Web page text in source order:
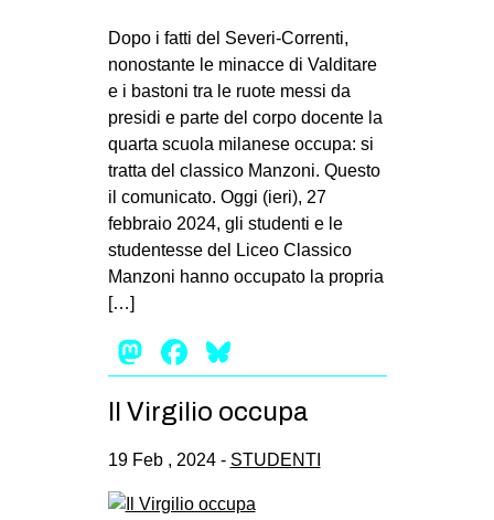
Dopo i fatti del Severi-Correnti,
nonostante le minacce di Valditare
e i bastoni tra le ruote messi da
presidi e parte del corpo docente la
quarta scuola milanese occupa: si
tratta del classico Manzoni. Questo
il comunicato. Oggi (ieri), 27
febbraio 2024, gli studenti e le
studentesse del Liceo Classico
Manzoni hanno occupato la propria
[…]
Mastodon
Facebook
Il Virgilio occupa
19 Feb , 2024 - STUDENTI